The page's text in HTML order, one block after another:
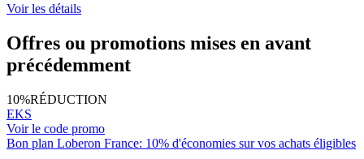
Voir les détails
Offres ou promotions mises en avant
précédemment
10%RÉDUCTION
EKS
Voir le code promo
Bon plan Loberon France: 10% d'économies sur vos achats éligibles